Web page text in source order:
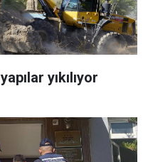
yıkılıyor